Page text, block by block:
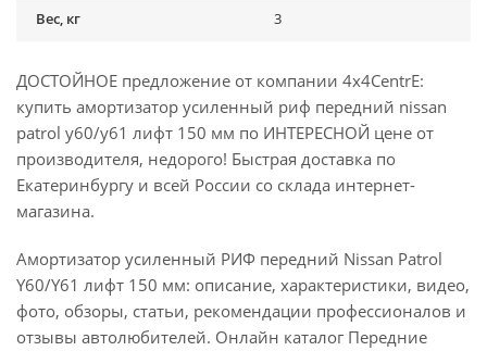
Вес, кг 3
ДОСТОЙНОЕ предложение от компании 4x4CentrE:
купить амортизатор усиленный риф передний nissan
patrol y60/y61 лифт 150 мм по ИНТЕРЕСНОЙ цене от
производителя, недорого! Быстрая доставка по
Екатеринбургу и всей России со склада интернет-
магазина.
Амортизатор усиленный РИФ передний Nissan Patrol
Y60/Y61 лифт 150 мм: описание, характеристики, видео,
фото, обзоры, статьи, рекомендации профессионалов и
отзывы автолюбителей. Онлайн каталог Передние